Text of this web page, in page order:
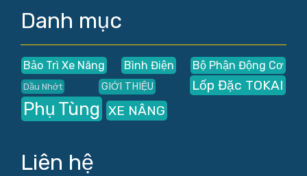
Danh mục
Bảo Trì Xe Nâng Bình Điện Bộ Phận Động Cơ
Dầu Nhớt GIỚI THIỆU Lốp Đặc TOKAI
Phụ Tùng XE NÂNG
Liên hệ